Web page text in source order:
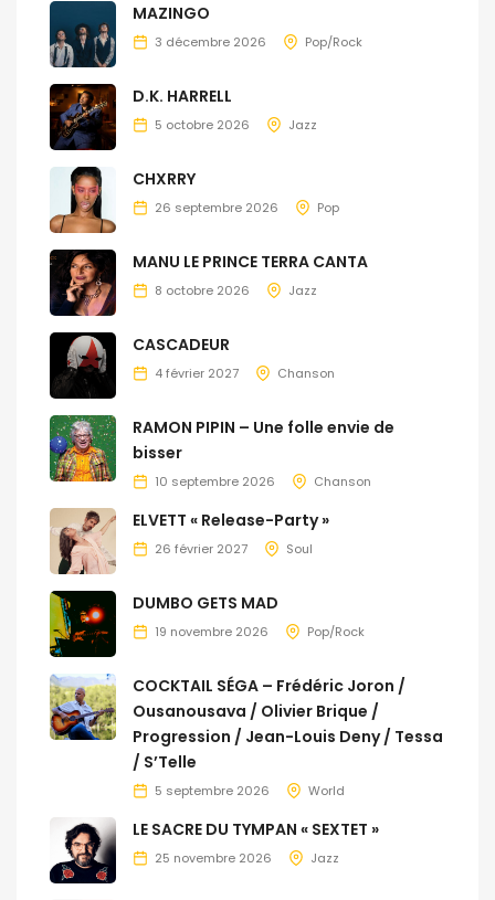
MAZINGO
3 décembre 2026 Pop/Rock
D.K. HARRELL
5 octobre 2026 Jazz
CHXRRY
26 septembre 2026 Pop
MANU LE PRINCE TERRA CANTA
8 octobre 2026 Jazz
CASCADEUR
4 février 2027 Chanson
RAMON PIPIN – Une folle envie de
bisser
10 septembre 2026 Chanson
ELVETT « Release-Party »
26 février 2027 Soul
DUMBO GETS MAD
19 novembre 2026 Pop/Rock
COCKTAIL SÉGA – Frédéric Joron /
Ousanousava / Olivier Brique /
Progression / Jean-Louis Deny / Tessa
/ S’Telle
5 septembre 2026 World
LE SACRE DU TYMPAN « SEXTET »
25 novembre 2026 Jazz